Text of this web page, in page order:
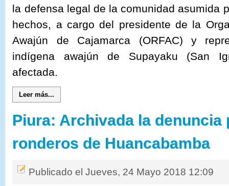
la defensa legal de la comunidad asumida
hechos, a cargo del presidente de la
Awajún de Cajamarca (ORFAC) y
indígena awajún de Supayaku (San
afectada.
Leer más...
Piura: Archivada la denuncia
ronderos de Huancabamba
Publicado el Jueves, 24 Mayo 2018 12:09